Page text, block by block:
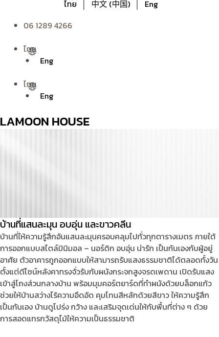
ไทย
中文 (中国)
Eng
06 1289 4266
ไทย
Eng
ไทย
Eng
LAMOON HOUSE
บ้านที่แสนละมุน อบอุ่น และขาวคลีน
บ้านที่ให้ความรู้สึกอันแสนละมุนครอบคลุมไปทั่วทุกตารางเมตร ภายใต้
การออกแบบสไตล์มินิมอล – นอร์ดิก อบอุ่น น่ารัก เป็นกันเองกับผู้อยู่
อาศัย ตัวอาคารถูกออกแบบให้สามารถรับแสงธรรมชาติได้ตลอดทั้งวัน
ตั้งแต่ดีไซน์หลังคาทรงจั่วรับกับผนังกระจกสูงจรดเพดาน เปิดรับแสง
เข้าสู่โถงส่วนกลางบ้าน พร้อมมุมคอร์ตยาร์ดที่ทำผนังด้วยบล็อกแก้ว
ช่วยให้บ้านสว่างไร้ความอึดอัด คุมโทนสีหลักด้วยสีขาว ให้ความรู้สึก
เป็นกันเอง บ้านดูโปร่ง กว้าง และเสริมจุดเด่นให้กับพื้นที่ต่าง ๆ ด้วย
การสอดแทรกวัสดุไม้ให้ความเป็นธรรมชาติ